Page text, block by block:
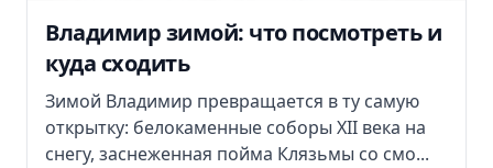
Владимир зимой: что посмотреть и
куда сходить
Зимой Владимир превращается в ту самую
открытку: белокаменные соборы XII века на
снегу, заснеженная пойма Клязьмы со смо...